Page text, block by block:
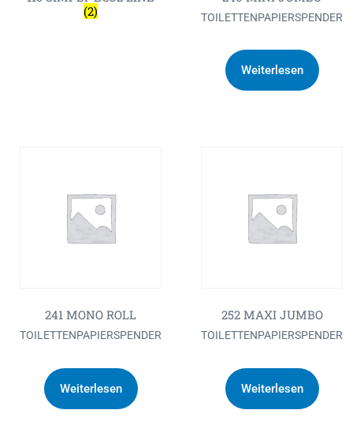
(2)
TOILETTENPAPIERSPENDER
Weiterlesen
241 MONO ROLL
TOILETTENPAPIERSPENDER
Weiterlesen
252 MAXI JUMBO
TOILETTENPAPIERSPENDER
Weiterlesen